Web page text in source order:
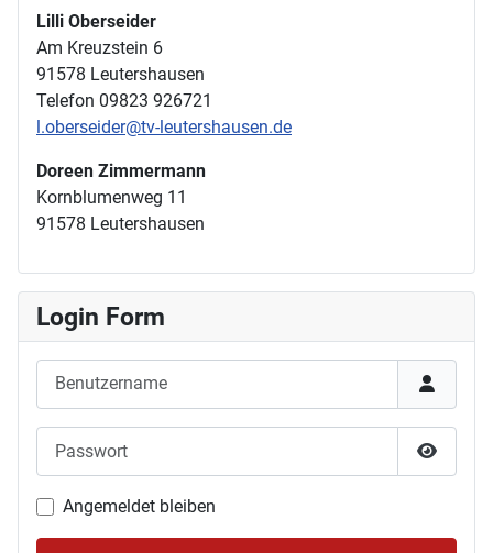
Lilli Oberseider
Am Kreuzstein 6
91578 Leutershausen
Telefon 09823 926721
l.oberseider@tv-leutershausen.de
Doreen Zimmermann
Kornblumenweg 11
91578 Leutershausen
Login Form
Angemeldet bleiben